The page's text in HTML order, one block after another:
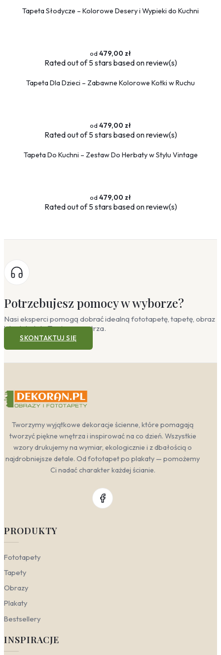
Tapeta Słodycze – Kolorowe Desery i Wypieki do Kuchni
479,00 zł
Ratedout of 5 stars based onreview(s)
Tapeta Dla Dzieci – Zabawne Kolorowe Kotki w Ruchu
479,00 zł
Ratedout of 5 stars based onreview(s)
Tapeta Do Kuchni – Zestaw Do Herbaty w Stylu Vintage
479,00 zł
Ratedout of 5 stars based onreview(s)
Potrzebujesz pomocy w wyborze?
Nasi eksperci pomogą dobrać idealną fototapetę, tapetę, obraz
lub plakat do Twojego wnętrza.
SKONTAKTUJ SIĘ
Tworzymy wyjątkowe dekoracje ścienne, które pomagają
tworzyć piękne wnętrza i inspirować na co dzień. Wszystkie
wzory drukujemy na wymiar, ekologicznie i z dbałością o
najdrobniejsze detale. Od fototapet po plakaty — pomożemy
Ci nadać charakter każdej ścianie.
PRODUKTY
Fototapety
Tapety
Obrazy
Plakaty
Bestsellery
INSPIRACJE